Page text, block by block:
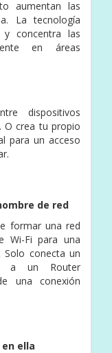
aumentan las
La tecnología
y concentra las
en áreas
dispositivos
O crea tu propio
para un acceso
de red
formar una red
Wi-Fi para una
conecta un
a un Router
una conexión
ella